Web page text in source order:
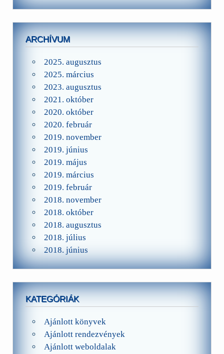
ARCHÍVUM
2025. augusztus
2025. március
2023. augusztus
2021. október
2020. október
2020. február
2019. november
2019. június
2019. május
2019. március
2019. február
2018. november
2018. október
2018. augusztus
2018. július
2018. június
KATEGÓRIÁK
Ajánlott könyvek
Ajánlott rendezvények
Ajánlott weboldalak